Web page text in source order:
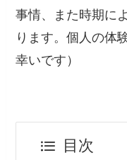
事情、また時期に
ります。個人の体
幸いです）
目次